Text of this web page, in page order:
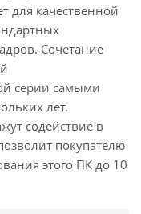
для качественной
Сочетание
серии самыми
лет.
содействие в
покупателю
этого ПК до 10